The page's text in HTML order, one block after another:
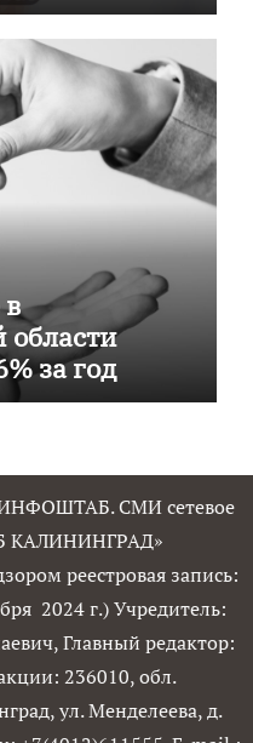
за год
ИНФОШТАБ. СМИ сетевое
КАЛИНИНГРАД»
реестровая запись:
2024 г.) Учредитель:
Главный редактор:
236010, обл.
ул. Менделеева, д.